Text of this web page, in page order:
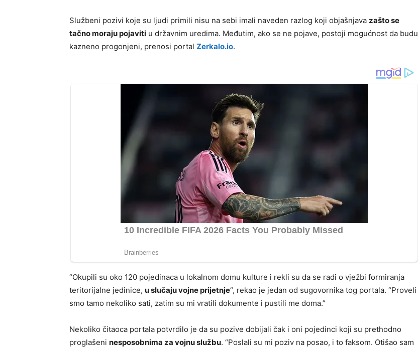
Službeni pozivi koje su ljudi primili nisu na sebi imali naveden razlog koji objašnjava zašto se
tačno moraju pojaviti u državnim uredima. Međutim, ako se ne pojave, postoji mogućnost da budu
kazneno progonjeni, prenosi portal Zerkalo.io.
“Okupili su oko 120 pojedinaca u lokalnom domu kulture i rekli su da se radi o vježbi formiranja
teritorijalne jedinice, u slučaju vojne prijetnje“, rekao je jedan od sugovornika tog portala. “Proveli
smo tamo nekoliko sati, zatim su mi vratili dokumente i pustili me doma.”
Nekoliko čitaoca portala potvrdilo je da su pozive dobijali čak i oni pojedinci koji su prethodno
proglašeni nesposobnima za vojnu službu. “Poslali su mi poziv na posao, i to faksom. Otišao sam